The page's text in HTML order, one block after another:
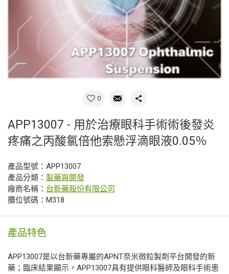
0
APP13007 - 用於治療眼科手術術後發炎
疼痛之丙酸氯倍他索懸浮滴眼液0.05％
產品型號：APP13007
產品分類： 製藥與開發
廠商名稱： 台新藥股份有限公司
攤位號碼：M318
產品特色
APP13007是以台新藥專屬的APNT奈米微粒製劑平台開發的新
藥；臨床結果顯示，APP13007具有提供眼科醫師及眼科手術患